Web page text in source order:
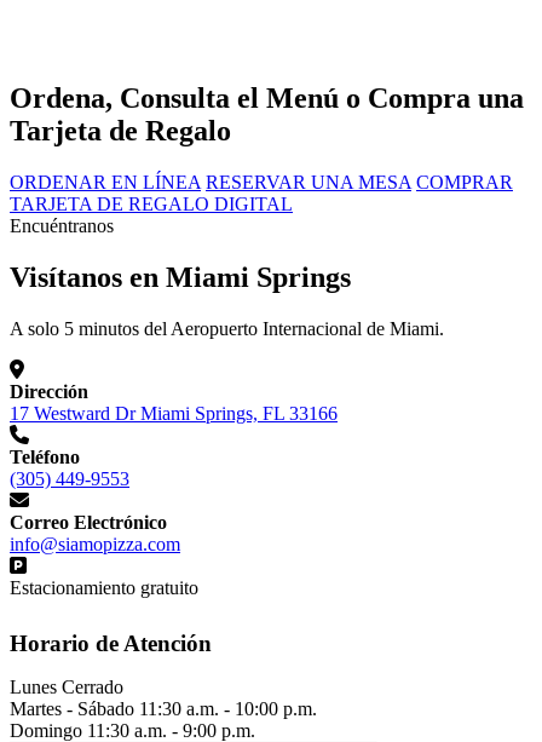
Ordena, Consulta el Menú o Compra una
Tarjeta de Regalo
ORDENAR EN LÍNEA RESERVAR UNA MESA COMPRAR
TARJETA DE REGALO DIGITAL
Encuéntranos
Visítanos en Miami Springs
A solo 5 minutos del Aeropuerto Internacional de Miami.
Dirección
17 Westward Dr Miami Springs, FL 33166
Teléfono
(305) 449-9553
Correo Electrónico
info@siamopizza.com
Estacionamiento gratuito
Horario de Atención
Lunes Cerrado
Martes - Sábado 11:30 a.m. - 10:00 p.m.
Domingo 11:30 a.m. - 9:00 p.m.